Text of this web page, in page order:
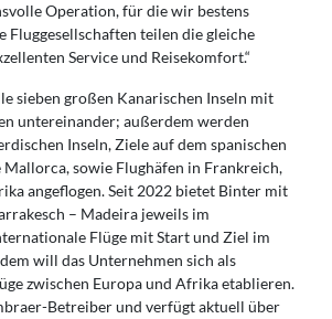
Operation, für die wir bestens
Fluggesellschaften teilen die gleiche
Service und Reisekomfort.“
sieben großen Kanarischen Inseln mit
untereinander; außerdem werden
Inseln, Ziele auf dem spanischen
Mallorca, sowie Flughäfen in Frankreich,
angeflogen. Seit 2022 bietet Binter mit
– Madeira jeweils im
Flüge mit Start und Ziel im
will das Unternehmen sich als
zwischen Europa und Afrika etablieren.
Betreiber und verfügt aktuell über